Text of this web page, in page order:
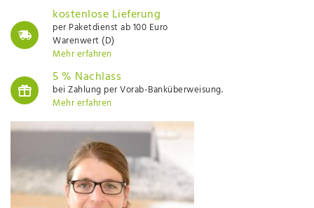
kostenlose Lieferung
per Paketdienst ab 100 Euro
Warenwert (D)
Mehr erfahren
5 % Nachlass
bei Zahlung per Vorab-Banküberweisung.
Mehr erfahren